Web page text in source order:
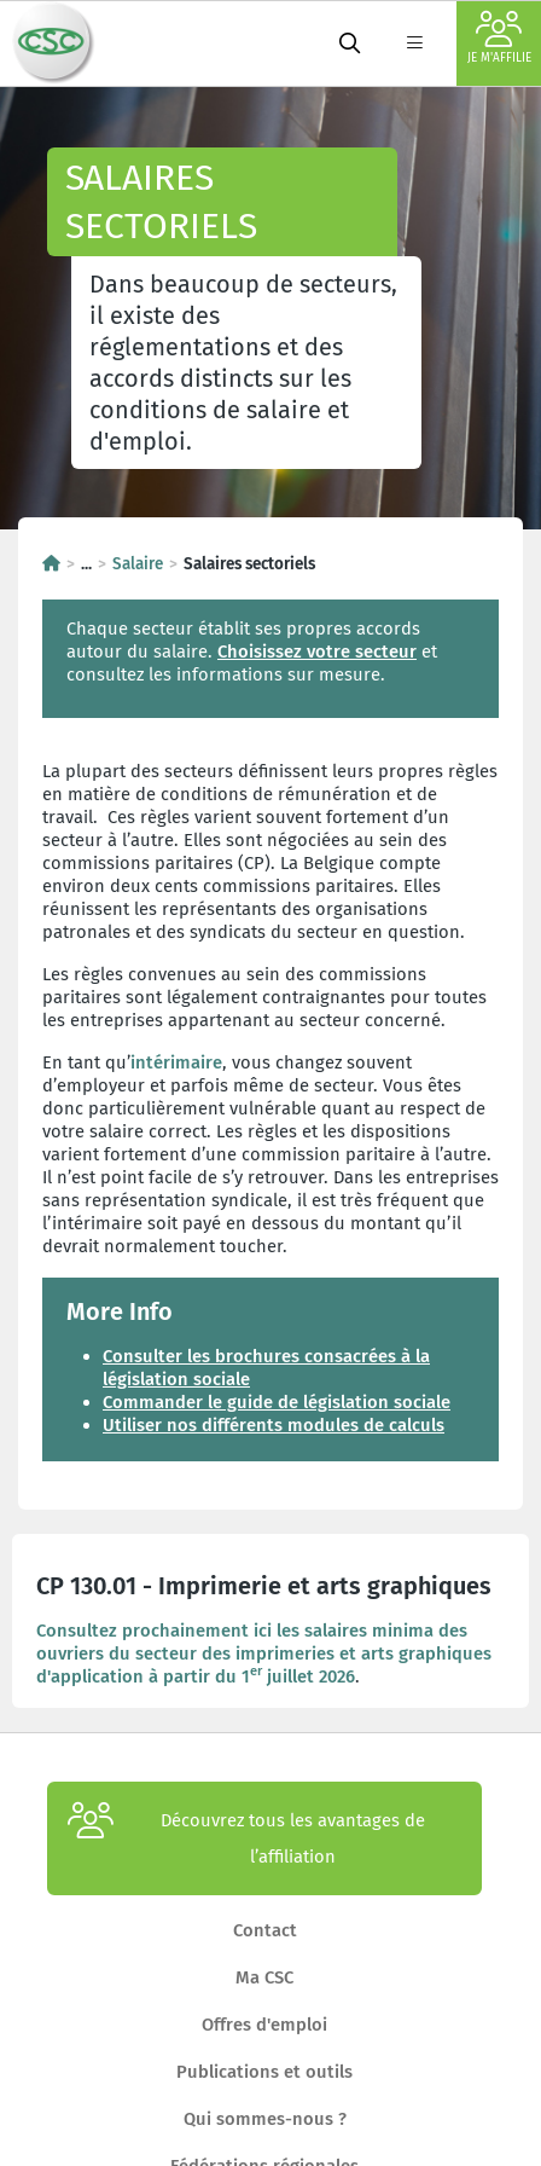
JE M'AFFILIE
SALAIRES
SECTORIELS
Dans beaucoup de secteurs,
il existe des
réglementations et des
accords distincts sur les
conditions de salaire et
d'emploi.
... Salaire Salaires sectoriels
Chaque secteur établit ses propres accords
autour du salaire. Choisissez votre secteur et
consultez les informations sur mesure.
La plupart des secteurs définissent leurs propres règles
en matière de conditions de rémunération et de
travail. Ces règles varient souvent fortement d’un
secteur à l’autre. Elles sont négociées au sein des
commissions paritaires (CP). La Belgique compte
environ deux cents commissions paritaires. Elles
réunissent les représentants des organisations
patronales et des syndicats du secteur en question.
Les règles convenues au sein des commissions
paritaires sont légalement contraignantes pour toutes
les entreprises appartenant au secteur concerné.
En tant qu’intérimaire, vous changez souvent
d’employeur et parfois même de secteur. Vous êtes
donc particulièrement vulnérable quant au respect de
votre salaire correct. Les règles et les dispositions
varient fortement d’une commission paritaire à l’autre.
Il n’est point facile de s’y retrouver. Dans les entreprises
sans représentation syndicale, il est très fréquent que
l’intérimaire soit payé en dessous du montant qu’il
devrait normalement toucher.
More Info
Consulter les brochures consacrées à la
législation sociale
Commander le guide de législation sociale
Utiliser nos différents modules de calculs
CP 130.01 - Imprimerie et arts graphiques
Consultez prochainement ici les salaires minima des
ouvriers du secteur des imprimeries et arts graphiques
d'application à partir du 1erjuillet 2026.
Découvrez tous les avantages de
l’affiliation
Contact
Ma CSC
Offres d'emploi
Publications et outils
Qui sommes-nous ?